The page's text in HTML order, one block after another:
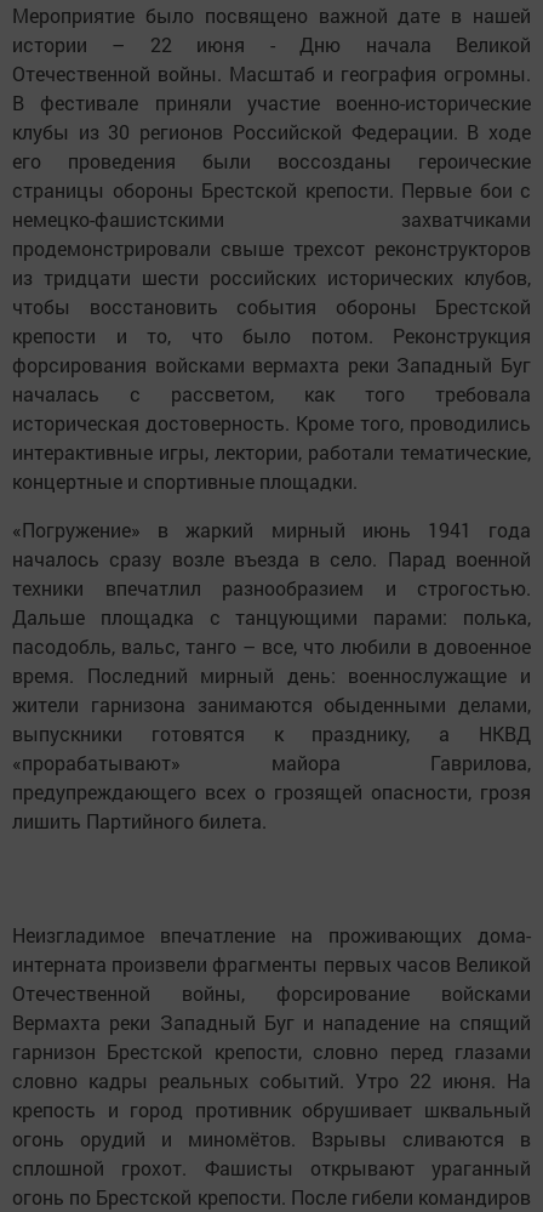
Мероприятие было посвящено важной дате в нашей
истории – 22 июня - Дню начала Великой
Отечественной войны. Масштаб и география огромны.
В фестивале приняли участие военно-исторические
клубы из 30 регионов Российской Федерации. В ходе
его проведения были воссозданы героические
страницы обороны Брестской крепости. Первые бои с
немецко-фашистскими захватчиками
продемонстрировали свыше трехсот реконструкторов
из тридцати шести российских исторических клубов,
чтобы восстановить события обороны Брестской
крепости и то, что было потом. Реконструкция
форсирования войсками вермахта реки Западный Буг
началась с рассветом, как того требовала
историческая достоверность. Кроме того, проводились
интерактивные игры, лектории, работали тематические,
концертные и спортивные площадки.
«Погружение» в жаркий мирный июнь 1941 года
началось сразу возле въезда в село. Парад военной
техники впечатлил разнообразием и строгостью.
Дальше площадка с танцующими парами: полька,
пасодобль, вальс, танго – все, что любили в довоенное
время. Последний мирный день: военнослужащие и
жители гарнизона занимаются обыденными делами,
выпускники готовятся к празднику, а НКВД
«прорабатывают» майора Гаврилова,
предупреждающего всех о грозящей опасности, грозя
лишить Партийного билета.
Неизгладимое впечатление на проживающих дома-
интерната произвели фрагменты первых часов Великой
Отечественной войны, форсирование войсками
Вермахта реки Западный Буг и нападение на спящий
гарнизон Брестской крепости, словно перед глазами
словно кадры реальных событий. Утро 22 июня. На
крепость и город противник обрушивает шквальный
огонь орудий и миномётов. Взрывы сливаются в
сплошной грохот. Фашисты открывают ураганный
огонь по Брестской крепости. После гибели командиров